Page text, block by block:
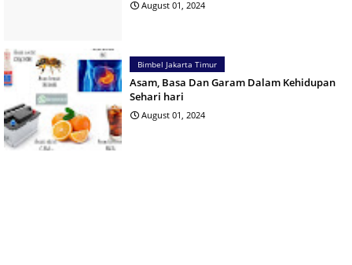
August 01, 2024
Bimbel Jakarta Timur
Asam, Basa Dan Garam Dalam Kehidupan
Sehari hari
August 01, 2024